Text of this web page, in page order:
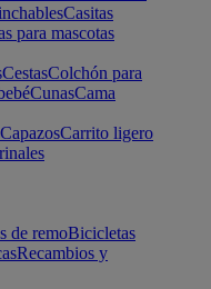
Casitas
para mascotas
CestasColchón para
CunasCama
CapazosCarrito ligero
de remoBicicletas
Recambios y